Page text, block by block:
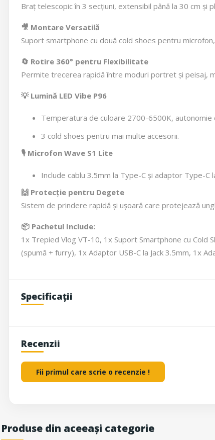
Braț telescopic în 3 secțiuni, extensibil până la 30 cm și
🎥 Montare Versatilă
Suport smartphone cu două cold shoes pentru
🔄 Rotire 360° pentru Flexibilitate
Permite trecerea rapidă între moduri portret și peisaj,
💡 Lumină LED Vibe P96
Temperatura de culoare 2700-6500K, autonomie
3 cold shoes pentru mai multe accesorii.
🎙️ Microfon Wave S1 Lite
Include cablu 3.5mm la Type-C și adaptor Type-C
🙌 Protecție pentru Degete
Sistem de prindere rapidă și ușoară care protejează
📦 Pachetul Include:
1x Trepied Vlog VT-10, 1x Suport Smartphone cu Cold
(spumă + furry), 1x Adaptor USB-C la Jack 3.5mm, 1x
Specificații
Recenzii
Fii primul care scrie o recenzie !
Produse din aceeași categorie